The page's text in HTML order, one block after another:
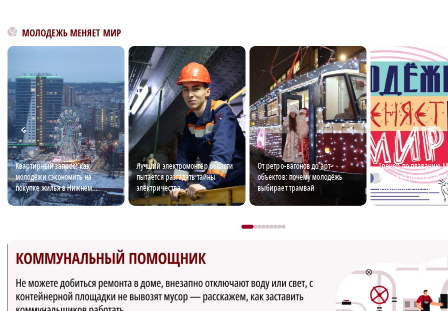
МОЛОДЕЖЬ МЕНЯЕТ МИР
Квартирный запрос: как
молодёжи сэкономить на
покупке жилья в Нижнем
Новгороде
Лучший электромонтёр области
пытается разгадать тайны
электричества
От ретро-вагонов до арт-
объектов: почему молодёжь
выбирает трамвай
Тренер по плаванию
Кулябина рассказала,
избавиться от страха